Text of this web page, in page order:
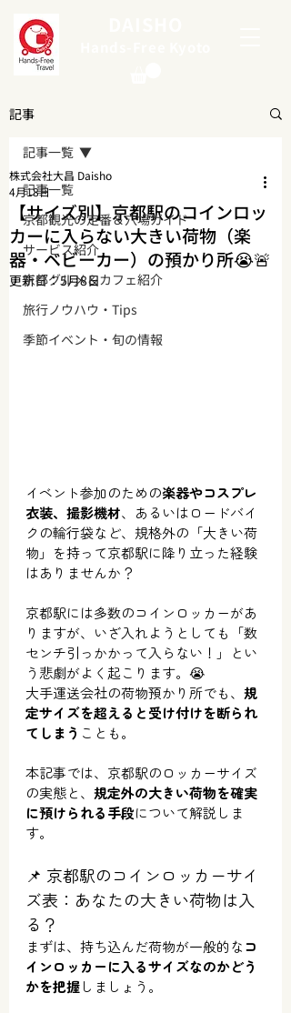
記事
記事一覧
京都観光の定番＆穴場ガイド
サービス紹介
京都グルメ＆カフェ紹介
旅行ノウハウ・Tips
季節イベント・旬の情報
記事一覧
【サイズ別】京都駅のコインロッ
カーに入らない大きい荷物（楽
器・ベビーカー）の預かり所😭🚨
株式会社大昌 Daisho
4月18日
更新日：5月8日
イベント参加のための楽器やコスプレ
衣装、撮影機材、あるいはロードバイ
クの輪行袋など、規格外の「大きい荷
物」を持って京都駅に降り立った経験
はありませんか？
京都駅には多数のコインロッカーがあ
りますが、いざ入れようとしても「数
センチ引っかかって入らない！」とい
う悲劇がよく起こります。😭
大手運送会社の荷物預かり所でも、 規
定サイズを超えると受け付けを断られ
てしまう ことも。
本記事では、京都駅のロッカーサイズ
の実態と、 規定外の大きい荷物を確実
に預けられる手段について解説しま
す。
📌 京都駅のコインロッカーサイ
ズ表：あなたの大きい荷物は入
る？
まずは、持ち込んだ荷物が一般的なコ
インロッカーに入るサイズなのかどう
かを把握しましょう。